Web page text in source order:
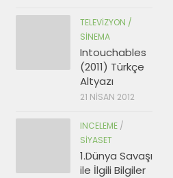
TELEVIZYON /
SINEMA
Intouchables
(2011) Türkçe
Altyazı
21 NISAN 2012
INCELEME /
SIYASET
1.Dünya Savaşı
ile İlgili Bilgiler